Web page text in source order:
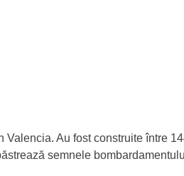
Au fost construite între
semnele